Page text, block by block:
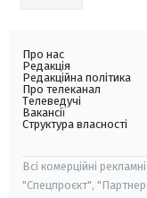
Про нас
Редакція
Редакційна політика
Про телеканал
Телеведучі
Вакансії
Структура власності
Всі комерційні
"Спецпроєкт",